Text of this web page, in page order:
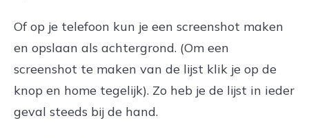
Of op je telefoon kun je een screenshot maken
en opslaan als achtergrond. (Om een
screenshot te maken van de lijst klik je op de
knop en home tegelijk). Zo heb je de lijst in ieder
geval steeds bij de hand.